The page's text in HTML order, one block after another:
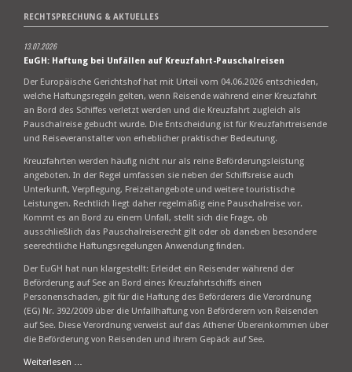
RECHTSPRECHUNG & AKTUELLES
13.07.2026
EuGH: Haftung bei Unfällen auf Kreuzfahrt-Pauschalreisen
Der Europäische Gerichtshof hat mit Urteil vom 04.06.2026 entschieden,
welche Haftungsregeln gelten, wenn Reisende während einer Kreuzfahrt
an Bord des Schiffes verletzt werden und die Kreuzfahrt zugleich als
Pauschalreise gebucht wurde. Die Entscheidung ist für Kreuzfahrtreisende
und Reiseveranstalter von erheblicher praktischer Bedeutung.
Kreuzfahrten werden häufig nicht nur als reine Beförderungsleistung
angeboten. In der Regel umfassen sie neben der Schiffsreise auch
Unterkunft, Verpflegung, Freizeitangebote und weitere touristische
Leistungen. Rechtlich liegt daher regelmäßig eine Pauschalreise vor.
Kommt es an Bord zu einem Unfall, stellt sich die Frage, ob
ausschließlich das Pauschalreiserecht gilt oder ob daneben besondere
seerechtliche Haftungsregelungen Anwendung finden.
Der EuGH hat nun klargestellt: Erleidet ein Reisender während der
Beförderung auf See an Bord eines Kreuzfahrtschiffs einen
Personenschaden, gilt für die Haftung des Beförderers die Verordnung
(EG) Nr. 392/2009 über die Unfallhaftung von Beförderern von Reisenden
auf See. Diese Verordnung verweist auf das Athener Übereinkommen über
die Beförderung von Reisenden und ihrem Gepäck auf See.
Weiterlesen …